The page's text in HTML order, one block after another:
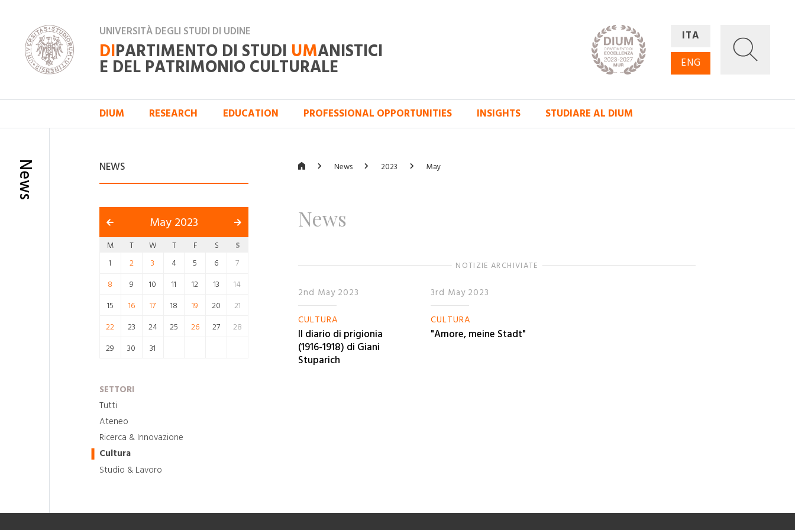
UNIVERSITÀ DEGLI STUDI DI UDINE
DIPARTIMENTO DI STUDI UMANISTICI
E DEL PATRIMONIO CULTURALE
ITA
ENG
DIUM RESEARCH EDUCATION PROFESSIONAL OPPORTUNITIES INSIGHTS STUDIARE AL DIUM
News NEWS
May 2023
M T W T F S
S
1
2 3 4 5 6
7
8
9 10 11 12 13
14
15
16 17 18 19 20
21
22
23 24 25 26 27
28
29
30 31
SETTORI
Tutti
Ateneo
Ricerca & Innovazione
Cultura
Studio & Lavoro
News 2023 May
News
NOTIZIE ARCHIVIATE
2nd May 2023
CULTURA
Il diario di prigionia
(1916-1918) di Giani
Stuparich
3rd May 2023
CULTURA
"Amore, meine Stadt"